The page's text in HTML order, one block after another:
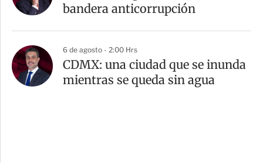
bandera anticorrupción
6 de agosto - 2:00 Hrs
CDMX: una ciudad que se inunda
mientras se queda sin agua